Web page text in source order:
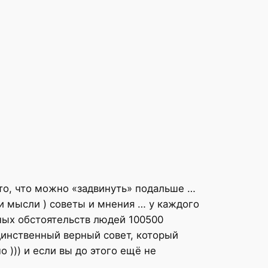
что можно «задвинуть» подальше …
мысли ) советы и мнения … у каждого
обстоятельств людей 100500
верный совет, который
))) и если вы до этого ещё не